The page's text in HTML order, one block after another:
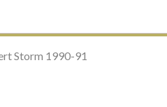
Storm 1990-91